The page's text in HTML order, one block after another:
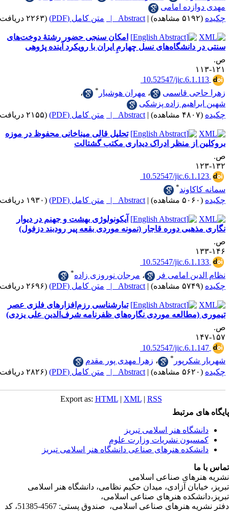
امامی
|
Abstract | متن کامل (PDF) (۲۲۶۳ دریافت)
امکان سنجی حضور رشتۀ دوخت‌های
نسل چهارمِ ایران با رویکرد آینده پژوهی
10.52547/
قاسمی
،مهران هوشیار*
،
زاده پزشکی
|
Abstract | متن کامل (PDF) (۲۱۵۵ دریافت)
تحلیل قالی میناخانی محفوظ در موزه
از منظر ادراک دیداری مکتب گشتالت
10.52547/
|
Abstract | متن کامل (PDF) (۱۹۳۰ دریافت)
آیکونولوژی بهشت و جهنم در دیوار
دوره قاجار (نمونه موردی بقعه پیر رودبند دزفول)
10.52547/
امامی فر
، مرجان نوروزی زاده
|
Abstract | متن کامل (PDF) (۲۶۹۶ دریافت)
تبارشناسی‌ رزم‌افزارهای‌ فلزی‌ ‌عصر
‌موردی ‌نگاره‌های ‌ظفرنامه ‌شرف‌الدین علی ‌یزدی)
10.52547/
، زهرا مهدی پور مقدم
|
Abstract | متن کامل (PDF) (۲۸۲۶ دریافت)
Export as:HTML|XML
مرتبط
هنر اسلامی تبریز
نشریات وزارت علوم
هنرهای صناعی دانشگاه هنر اسلامی تبریز
صناعی اسلامی
آزادی، میدان حکیم نظامی، دانشگاه هنر اسلامی
هنرهای صناعی اسلامی،
دفتر نشریه هنرهای صناعی اسلامی، صندوق پستی: 4567-51385، کد